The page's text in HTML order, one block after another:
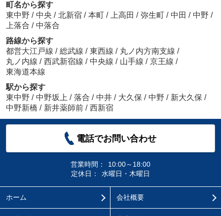
町名から探す
東中野 / 中央 / 北新宿 / 本町 / 上高田 / 弥生町 / 中田 / 中野 /
上落合 / 中落合
路線から探す
都営大江戸線 / 総武線 / 東西線 / 丸ノ内方南支線 /
丸ノ内線 / 西武新宿線 / 中央線 / 山手線 / 京王線 /
東海道本線
駅から探す
東中野 / 中野坂上 / 落合 / 中井 / 大久保 / 中野 / 新大久保 /
中野新橋 / 新井薬師前 / 西新宿
電話でお問い合わせ
営業時間：
10:00～18:00
定休日：
水曜日・木曜日
ホーム 会社概要